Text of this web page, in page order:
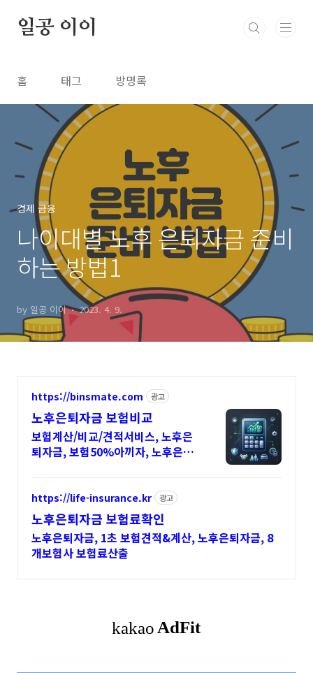
일공 이이
홈 태그 방명록
경제 금융
나이대별 노후 은퇴자금 준비
하는 방법1
by 일공 이이 2023. 4. 9.
https://binsmate.com 광고
노후은퇴자금 보험비교
보험계산/비교/견적서비스, 노후은
퇴자금, 보험50%아끼자, 노후은퇴
먼저!
https://life-insurance.kr 광고
노후은퇴자금 보험료확인
노후은퇴자금, 1초 보험견적&계산, 노후은퇴자금, 8
개보험사 보험료산출